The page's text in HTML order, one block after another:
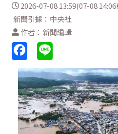
2026-07-08 13:59(07-08
新聞引據：中央社
作者：新聞編輯